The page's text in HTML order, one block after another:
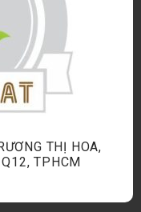
THỊ HOA,
TPHCM